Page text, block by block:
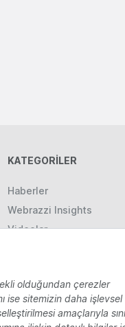
KATEGORILER
Haberler
Webrazzi Insights
Videolar